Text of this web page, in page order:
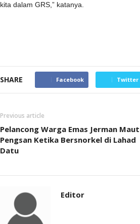
kita dalam GRS,” katanya.
SHARE Facebook Twitter
Previous article
Pelancong Warga Emas Jerman Maut
Pengsan Ketika Bersnorkel di Lahad
Datu
Editor